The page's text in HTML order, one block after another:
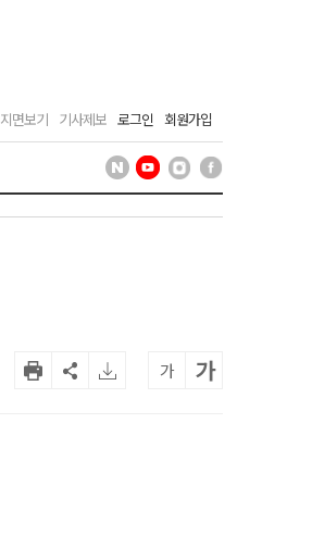
지면보기 기사제보 로그인 회원가입
가 가